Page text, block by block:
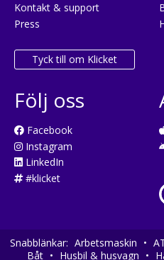
Kontakt & support
Press
Tyck till om Klicket
Följ oss
Facebook
Instagram
LinkedIn
#klicket
Snabblänkar: Arbetsmaskin •
Båt • Husbil & husvagn •